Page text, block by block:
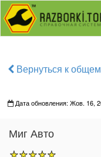
Вернуться к
Дата обновления: Жов. 16,
Миг Авто